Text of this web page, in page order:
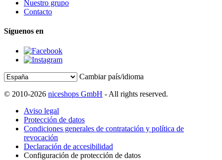
Nuestro grupo
Contacto
Síguenos en
Cambiar país/idioma
© 2010-2026 niceshops GmbH - All rights reserved.
Aviso legal
Protección de datos
Condiciones generales de contratación y política de
revocación
Declaración de accesibilidad
Configuración de protección de datos